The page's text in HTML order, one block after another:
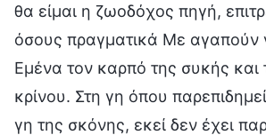
θα είμαι η ζωοδόχος πηγή,
όσους πραγματικά Με
Εμένα τον καρπό της συκής
κρίνου. Στη γη όπου
γη της σκόνης, εκεί δεν έχει